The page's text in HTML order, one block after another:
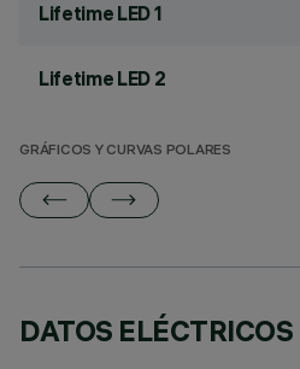
Lifetime LED 1
Lifetime LED 2
GRÁFICOS Y CURVAS POLARES
DATOS ELÉCTRICOS